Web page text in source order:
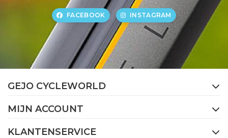
FACEBOOK INSTAGRAM
GEJO CYCLEWORLD
MIJN ACCOUNT
KLANTENSERVICE